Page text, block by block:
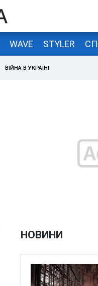
WAVE STYLER
ВІЙНА В УКРАЇНІ
НОВИНИ